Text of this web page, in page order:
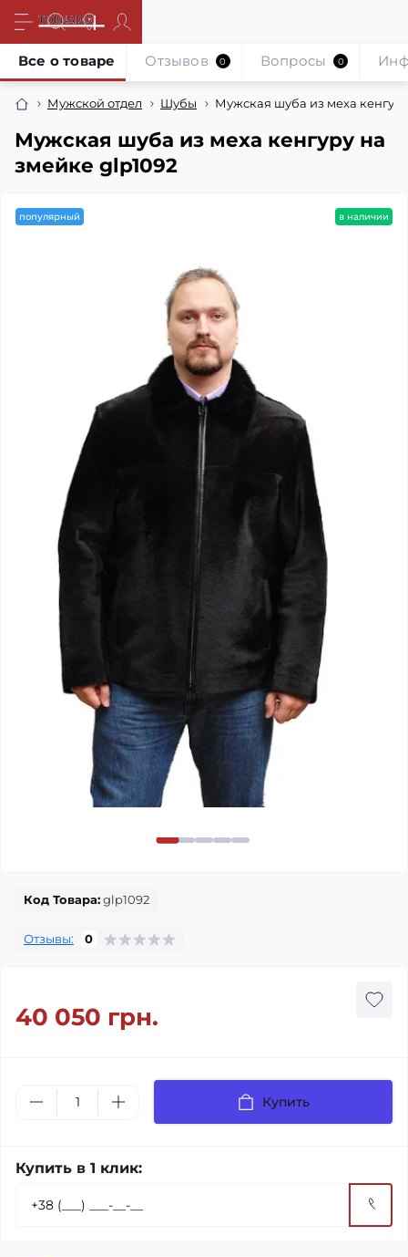
Мужской отдел Шубы Мужская шуба из меха
Мужская шуба из меха кенгуру на
змейке glp1092
Все о товаре Отзывов 0 Вопросы 0
популярный в наличии
Код Товара:glp1092
Отзывы: 0
40 050 грн.
Купить
Купить в 1 клик: